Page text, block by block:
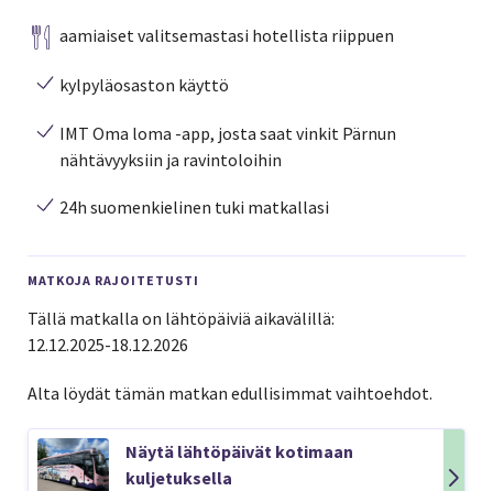
aamiaiset valitsemastasi hotellista riippuen
kylpyläosaston käyttö
IMT Oma loma -app, josta saat vinkit Pärnun
nähtävyyksiin ja ravintoloihin
24h suomenkielinen tuki matkallasi
MATKOJA RAJOITETUSTI
Tällä matkalla on lähtöpäiviä aikavälillä:
12.12.2025-18.12.2026
Alta löydät tämän matkan edullisimmat vaihtoehdot.
Näytä lähtöpäivät kotimaan
kuljetuksella